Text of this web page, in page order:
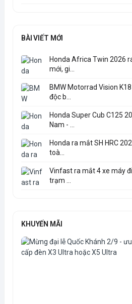
BÀI VIẾT MỚI
Honda Africa Twin 2026
mới, gi...
BMW Motorrad Vision
độc b...
Honda Super Cub C125
Nam - ...
Honda ra mắt SH HRC
toà...
Vinfast ra mắt 4 xe máy
trạm ...
KHUYẾN MÃI